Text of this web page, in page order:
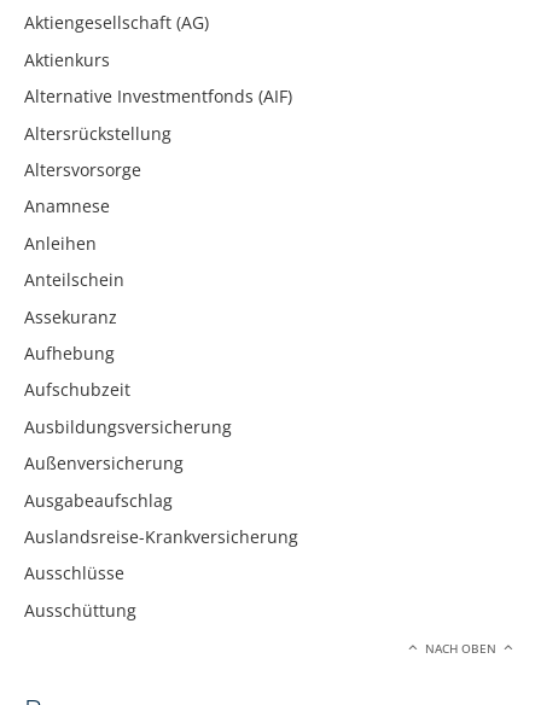
Aktiengesellschaft (AG)
Aktienkurs
Alternative Investmentfonds (AIF)
Altersrückstellung
Altersvorsorge
Anamnese
Anleihen
Anteilschein
Assekuranz
Aufhebung
Aufschubzeit
Ausbildungsversicherung
Außenversicherung
Ausgabeaufschlag
Auslandsreise-Krankversicherung
Ausschlüsse
Ausschüttung
NACH OBEN